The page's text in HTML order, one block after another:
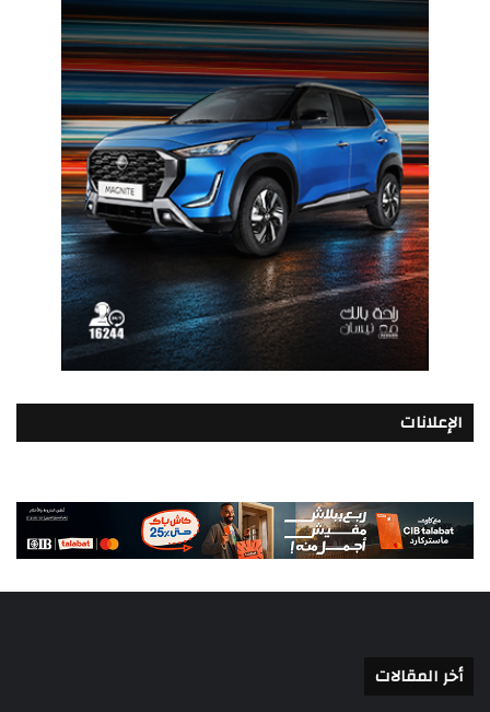
الإعلانات
أخر المقالات